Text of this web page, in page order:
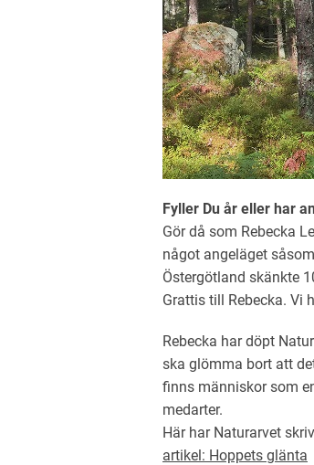
Fyller Du år eller har
Gör då som Rebecka
något angeläget
Östergötland skänkte
Grattis till Rebecka. Vi
Rebecka har döpt
ska glömma bort att
finns människor som
medarter.
Här har Naturarvet
artikel: Hoppets glänta